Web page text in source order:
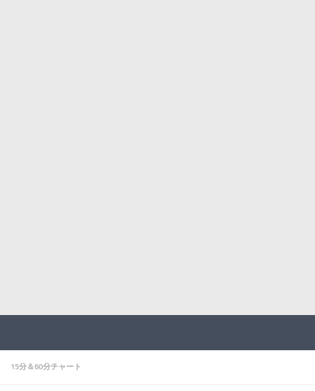
15分＆60分チャート